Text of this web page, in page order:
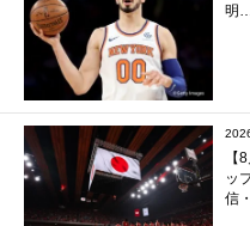
明
ッ
信